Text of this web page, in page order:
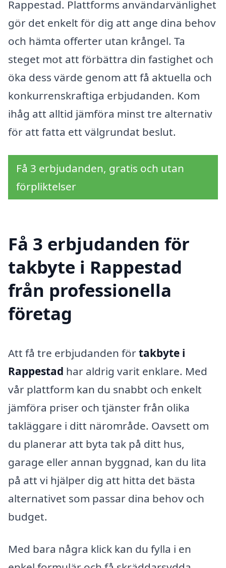
Rappestad. Plattforms användarvänlighet
gör det enkelt för dig att ange dina behov
och hämta offerter utan krångel. Ta
steget mot att förbättra din fastighet och
öka dess värde genom att få aktuella och
konkurrenskraftiga erbjudanden. Kom
ihåg att alltid jämföra minst tre alternativ
för att fatta ett välgrundat beslut.
Få 3 erbjudanden, gratis och utan
förpliktelser
Få 3 erbjudanden för
takbyte i Rappestad
från professionella
företag
Att få tre erbjudanden förtakbyte i
Rappestad har aldrig varit enklare. Med
vår plattform kan du snabbt och enkelt
jämföra priser och tjänster från olika
takläggare i ditt närområde. Oavsett om
du planerar att byta tak på ditt hus,
garage eller annan byggnad, kan du lita
på att vi hjälper dig att hitta det bästa
alternativet som passar dina behov och
budget.
Med bara några klick kan du fylla i en